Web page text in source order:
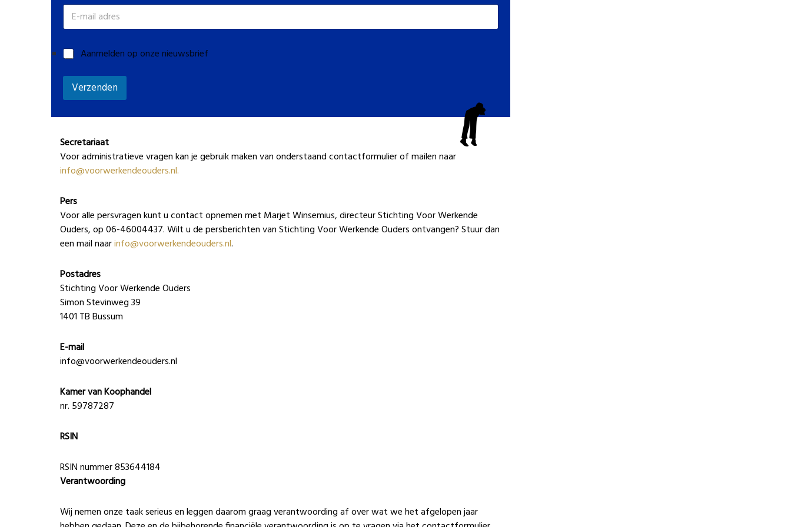
e
i
g
e
a
m
E
m
i
a
r
s
Aanmelden op onze nieuwsbrief
Verzenden
Secretariaat
Voor administratieve vragen kan je gebruik maken van onderstaand contactformulier of mailen naar
info@voorwerkendeouders.nl.
Pers
Voor alle persvragen kunt u contact opnemen met Marjet Winsemius, directeur Stichting Voor Werkende
Ouders, op 06-46004437. Wilt u de persberichten van Stichting Voor Werkende Ouders ontvangen? Stuur dan
een mail naarinfo@voorwerkendeouders.nl.
Postadres
Stichting Voor Werkende Ouders
Simon Stevinweg 39
1401 TB Bussum
E-mail
info@voorwerkendeouders.nl
Kamer van Koophandel
nr. 59787287
RSIN
RSIN nummer 853644184
Verantwoording
Wij nemen onze taak serieus en leggen daarom graag verantwoording af over wat we het afgelopen jaar